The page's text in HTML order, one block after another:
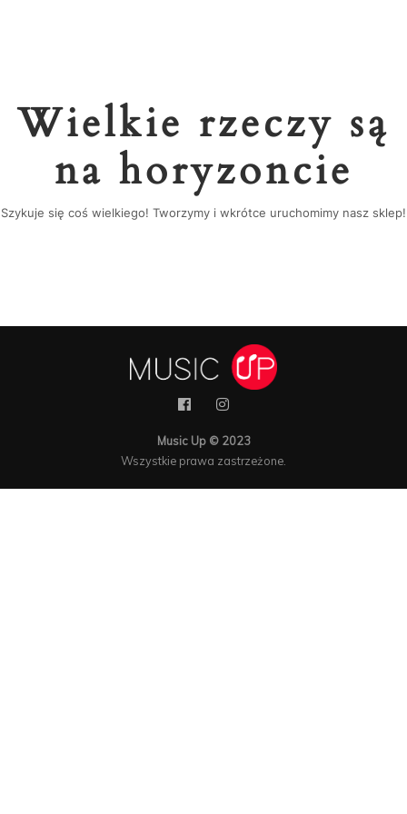
Wielkie rzeczy są
na horyzoncie
Szykuje się coś wielkiego! Tworzymy i wkrótce uruchomimy nasz sklep!
Music Up © 2023
Wszystkie prawa zastrzeżone.